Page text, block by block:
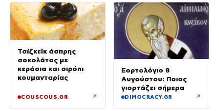
Τσίζκεϊκ άσπρης
σοκολάτας με
κεράσια και σιρόπι
κουμανταρίας
COUSCOUS.GR ↗
Εορτολόγιο 8
Αυγούστου: Ποιος
γιορτάζει σήμερα
DIMOCRACY.GR ↗